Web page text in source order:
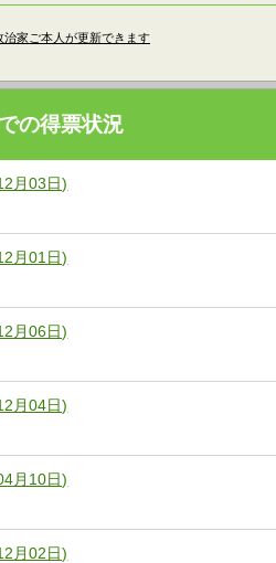
家ご本人が更新できます
の得票状況
月03日)
月01日)
月06日)
月04日)
月10日)
月02日)